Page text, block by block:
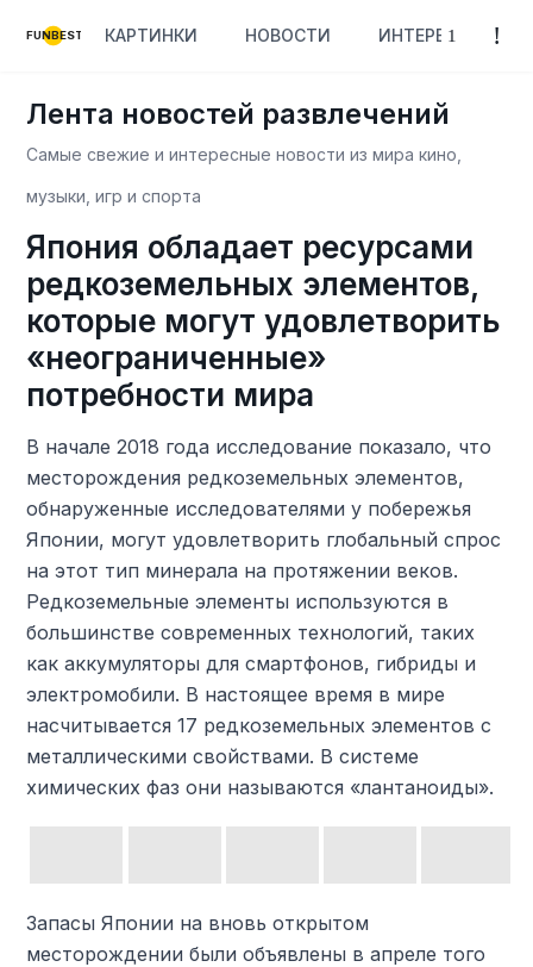
FUNBEST КАРТИНКИ НОВОСТИ ИНТЕРЕСНОЕ
Лента новостей развлечений
Самые свежие и интересные новости из мира кино,
музыки, игр и спорта
Япония обладает ресурсами
редкоземельных элементов,
которые могут удовлетворить
«неограниченные»
потребности мира
В начале 2018 года исследование показало, что
месторождения редкоземельных элементов,
обнаруженные исследователями у побережья
Японии, могут удовлетворить глобальный спрос
на этот тип минерала на протяжении веков.
Редкоземельные элементы используются в
большинстве современных технологий, таких
как аккумуляторы для смартфонов, гибриды и
электромобили. В настоящее время в мире
насчитывается 17 редкоземельных элементов с
металлическими свойствами. В системе
химических фаз они называются «лантаноиды».
Запасы Японии на вновь открытом
месторождении были объявлены в апреле того